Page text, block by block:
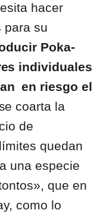
hacer
para su
Poka-
individuales
en riesgo el
coarta la
de
quedan
una especie
que en
como lo